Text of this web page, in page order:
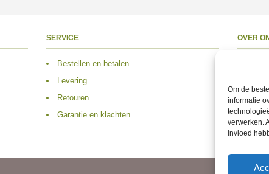
Om de
informatie
verwerken.
invloed
SERVICE
Bestellen en betalen
Levering
Retouren
Garantie en klachten
OVER
Volg